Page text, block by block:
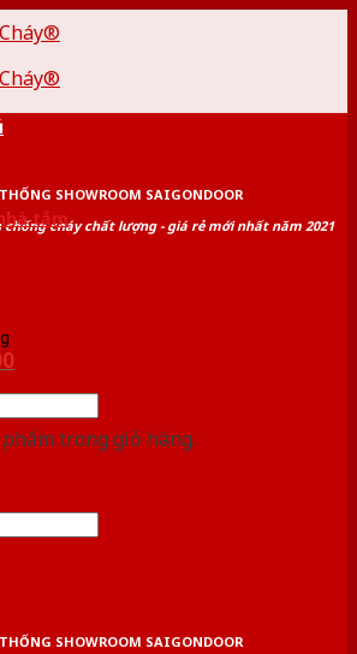
SHOWROOM SAIGONDOOR
cháy chất lượng - giá rẻ mới nhất năm 2021
tắm
trong giỏ hàng.
SHOWROOM SAIGONDOOR